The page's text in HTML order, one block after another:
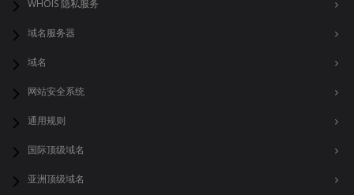
WHOIS 隐私服务
域名服务器
域名
网站安全系统
通用规则
国际顶级域名
亚洲顶级域名